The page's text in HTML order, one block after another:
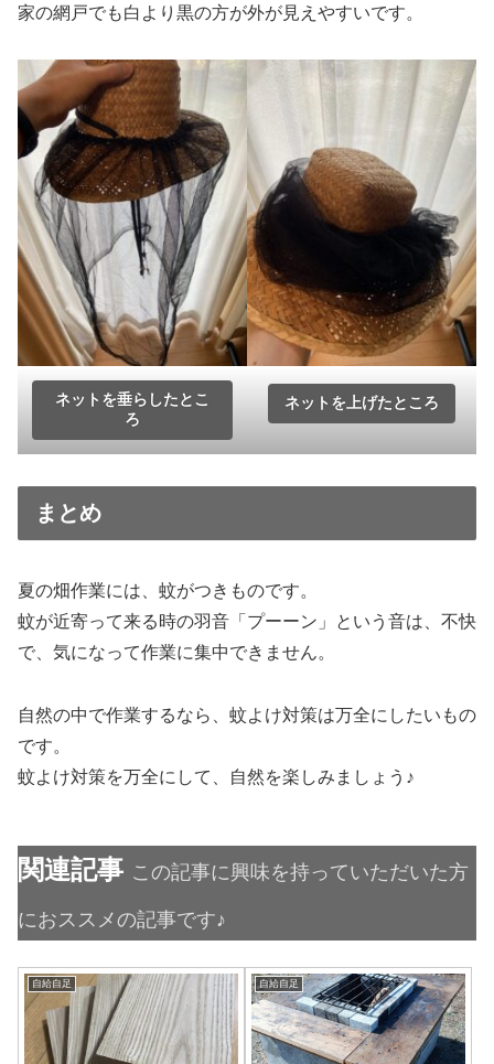
家の網戸でも白より黒の方が外が見えやすいです。
ネットを垂らしたとこ
ろ
ネットを上げたところ
まとめ
夏の畑作業には、蚊がつきものです。
蚊が近寄って来る時の羽音「プーーン」という音は、不快
で、気になって作業に集中できません。
自然の中で作業するなら、蚊よけ対策は万全にしたいもの
です。
蚊よけ対策を万全にして、自然を楽しみましょう♪
関連記事 この記事に興味を持っていただいた方
におススメの記事です♪
自給自足 自給自足